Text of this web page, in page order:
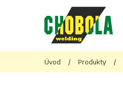
Úvod / Produkty /